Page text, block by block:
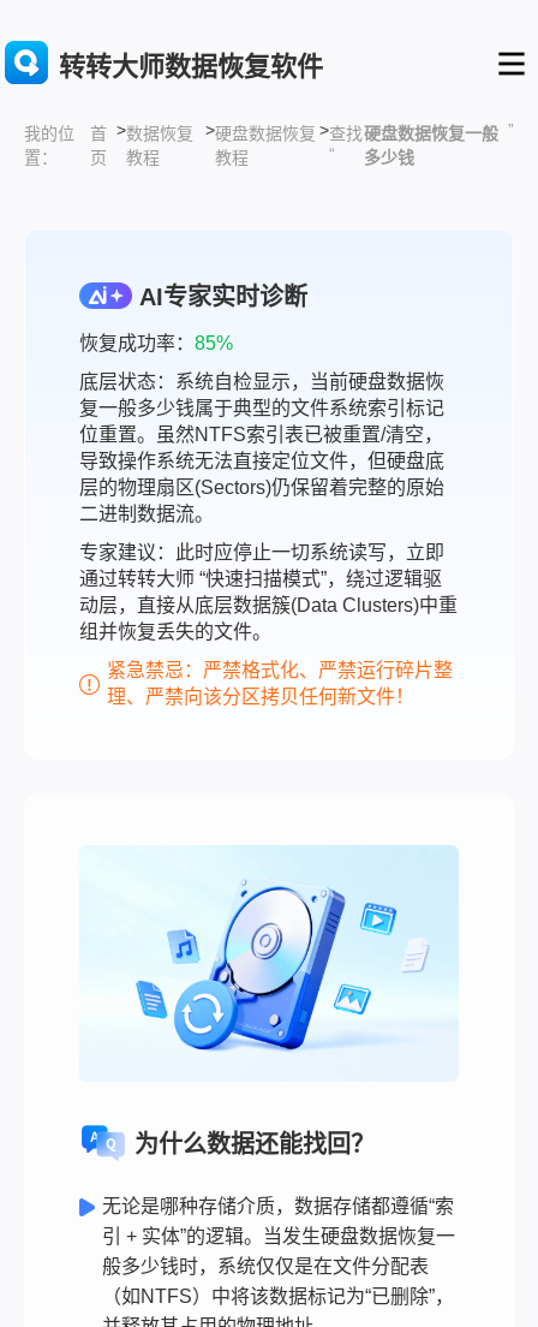
转转大师数据恢复软件
我的位
置：
首
页
>数据恢复
教程
>硬盘数据恢复
教程
>查找
“
硬盘数据恢复一般
多少钱
”
AI专家实时诊断
恢复成功率： 85%
底层状态：系统自检显示，当前硬盘数据恢
复一般多少钱属于典型的文件系统索引标记
位重置。虽然NTFS索引表已被重置/清空，
导致操作系统无法直接定位文件，但硬盘底
层的物理扇区(Sectors)仍保留着完整的原始
二进制数据流。
专家建议：此时应停止一切系统读写，立即
通过转转大师 “快速扫描模式”，绕过逻辑驱
动层，直接从底层数据簇(Data Clusters)中重
组并恢复丢失的文件。
紧急禁忌：严禁格式化、严禁运行碎片整
理、严禁向该分区拷贝任何新文件！
为什么数据还能找回？
无论是哪种存储介质，数据存储都遵循“索
引 + 实体”的逻辑。当发生硬盘数据恢复一
般多少钱时，系统仅仅是在文件分配表
（如NTFS）中将该数据标记为“已删除”，